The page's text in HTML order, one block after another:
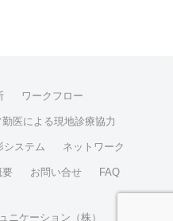
ワークフロー
勤医による現地診療協力
システム ネットワーク
要 お問い合せ FAQ
ニケーション（株）